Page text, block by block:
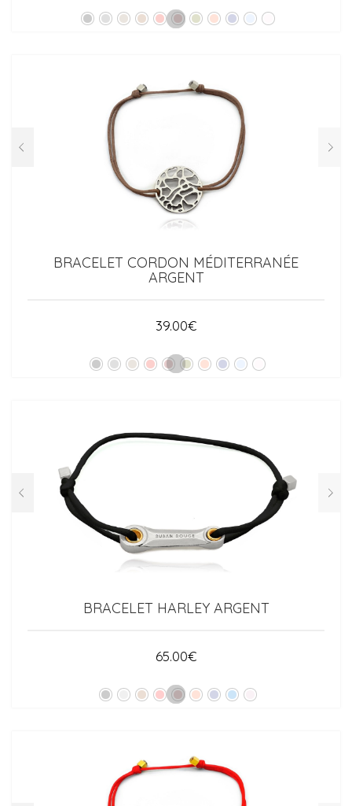
BRACELET CORDON MÉDITERRANÉE
ARGENT
39.00€
BRACELET HARLEY ARGENT
65.00€